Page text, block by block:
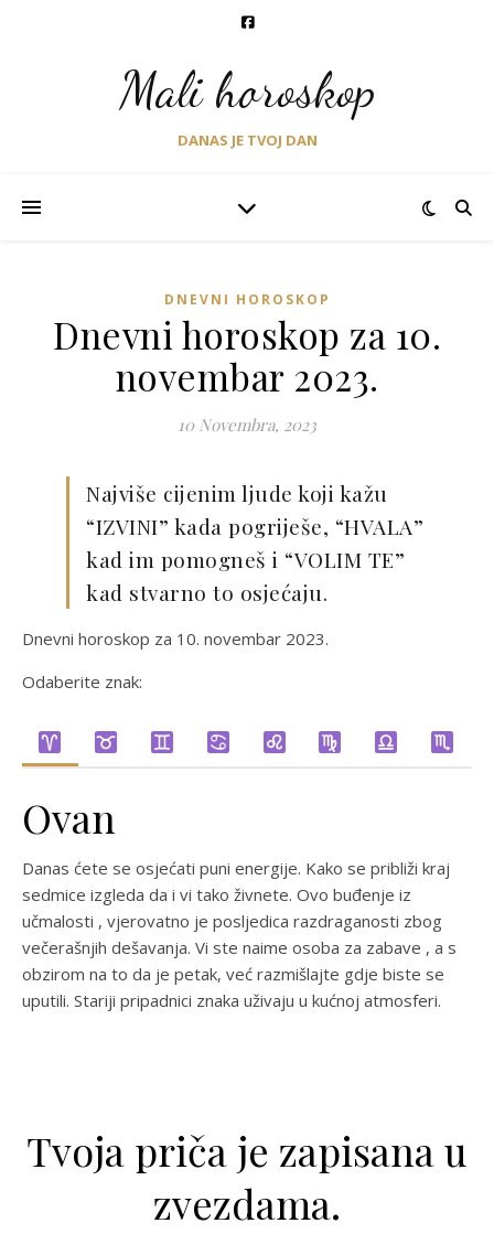
Mali horoskop
DANAS JE TVOJ DAN
DNEVNI HOROSKOP
Dnevni horoskop za 10.
novembar 2023.
10 Novembra, 2023
Najviše cijenim ljude koji kažu
“IZVINI” kada pogriješe, “HVALA”
kad im pomogneš i “VOLIM TE”
kad stvarno to osjećaju.
Dnevni horoskop za 10. novembar 2023.
Odaberite znak:
Ovan
Danas ćete se osjećati puni energije. Kako se približi kraj
sedmice izgleda da i vi tako živnete. Ovo buđenje iz
učmalosti , vjerovatno je posljedica razdraganosti zbog
večerašnjih dešavanja. Vi ste naime osoba za zabave , a s
obzirom na to da je petak, već razmišlajte gdje biste se
uputili. Stariji pripadnici znaka uživaju u kućnoj atmosferi.
Tvoja priča je zapisana u
zvezdama.